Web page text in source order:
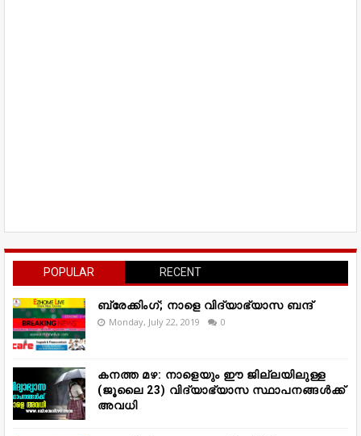
POPULAR RECENT
ബ്രേക്കിംഗ്; നാളെ വിദ്യാഭ്യാസ ബന്ദ്
Monday, July 22, 2019 0
കനത്ത മഴ: നാളെയും ഈ ജില്ലയിലുള്ള
(ജൂലൈ 23) വിദ്യാഭ്യാസ സ്ഥാപനങ്ങൾക്ക്
അവധി